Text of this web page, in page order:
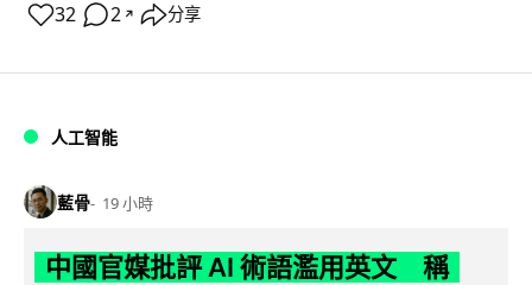
32 2 ↗ 分享
人工智能
藍骨 19 小時
中國官媒批評 AI 術語濫用英文 稱